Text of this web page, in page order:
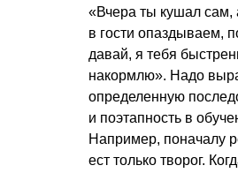
«Вчера ты кушал сам,
в гости опаздываем,
давай, я тебя
накормлю». Надо
определенную
и поэтапность в
Например, поначалу
ест только творог.